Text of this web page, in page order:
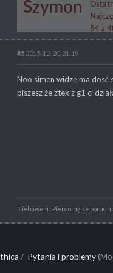
http://chomikuj.pl/ToWoRiSh
#5 2015-12-20, 21:19
Noo simen widzę ma
piszesz że ztex z g1 ci
Niebawem...Pierdolnę se
/ Pytania i problemy